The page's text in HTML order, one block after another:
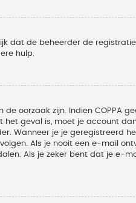
dat de beheerder de
hulp.
oorzaak zijn. Indien COPPA
het geval is, moet je account
Wanneer je je geregistreerd
Als je nooit een e-mail
Als je zeker bent dat je e-